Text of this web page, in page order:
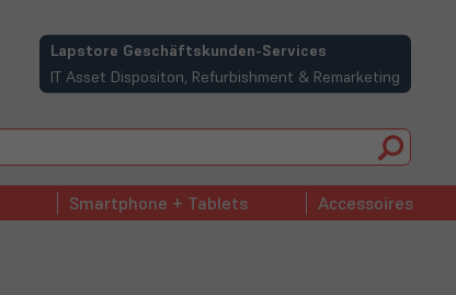
Lapstore Geschäftskunden-Services
IT Asset Dispositon, Refurbishment & Remarketing
(öffnet in neuem Tab)
Smartphone + Tablets Accessoires